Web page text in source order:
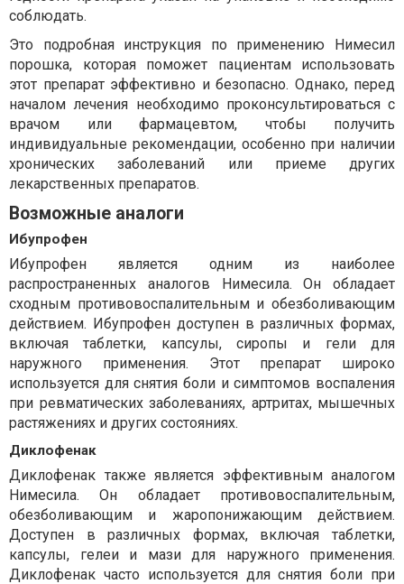
соблюдать.
Это подробная инструкция по применению Нимесил
порошка, которая поможет пациентам использовать
этот препарат эффективно и безопасно. Однако, перед
началом лечения необходимо проконсультироваться с
врачом или фармацевтом, чтобы получить
индивидуальные рекомендации, особенно при наличии
хронических заболеваний или приеме других
лекарственных препаратов.
Возможные аналоги
Ибупрофен
Ибупрофен является одним из наиболее
распространенных аналогов Нимесила. Он обладает
сходным противовоспалительным и обезболивающим
действием. Ибупрофен доступен в различных формах,
включая таблетки, капсулы, сиропы и гели для
наружного применения. Этот препарат широко
используется для снятия боли и симптомов воспаления
при ревматических заболеваниях, артритах, мышечных
растяжениях и других состояниях.
Диклофенак
Диклофенак также является эффективным аналогом
Нимесила. Он обладает противовоспалительным,
обезболивающим и жаропонижающим действием.
Доступен в различных формах, включая таблетки,
капсулы, гелеи и мази для наружного применения.
Диклофенак часто используется для снятия боли при